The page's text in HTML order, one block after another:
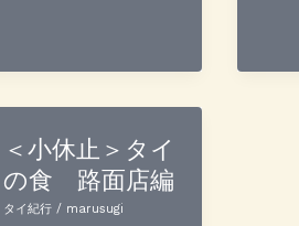
問
記
１
７
年
問
＜小休止＞タイ
の食 路面店編
タイ紀行/ marusugi